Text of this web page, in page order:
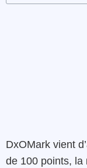
DxOMark vient
de 100 points, la